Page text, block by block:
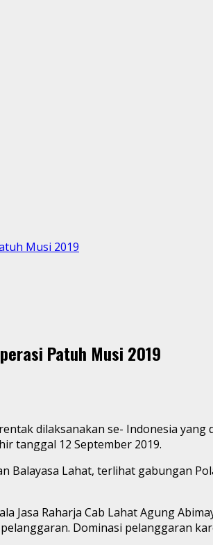
Musi 2019
Patuh Musi 2019
dilaksanakan se- Indonesia
tanggal 12 September 2019.
Balayasa Lahat, terlihat gabungan
Jasa Raharja Cab Lahat Agung
Dominasi pelanggaran